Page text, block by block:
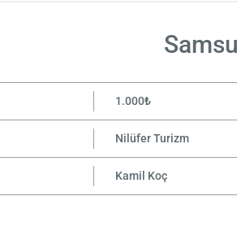
1.000₺
Nilüfer Turizm
Kamil Koç